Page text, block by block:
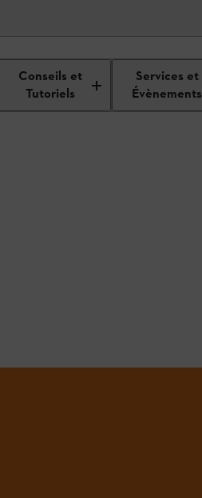
Conseils et
Tutoriels
Services et
Évènements